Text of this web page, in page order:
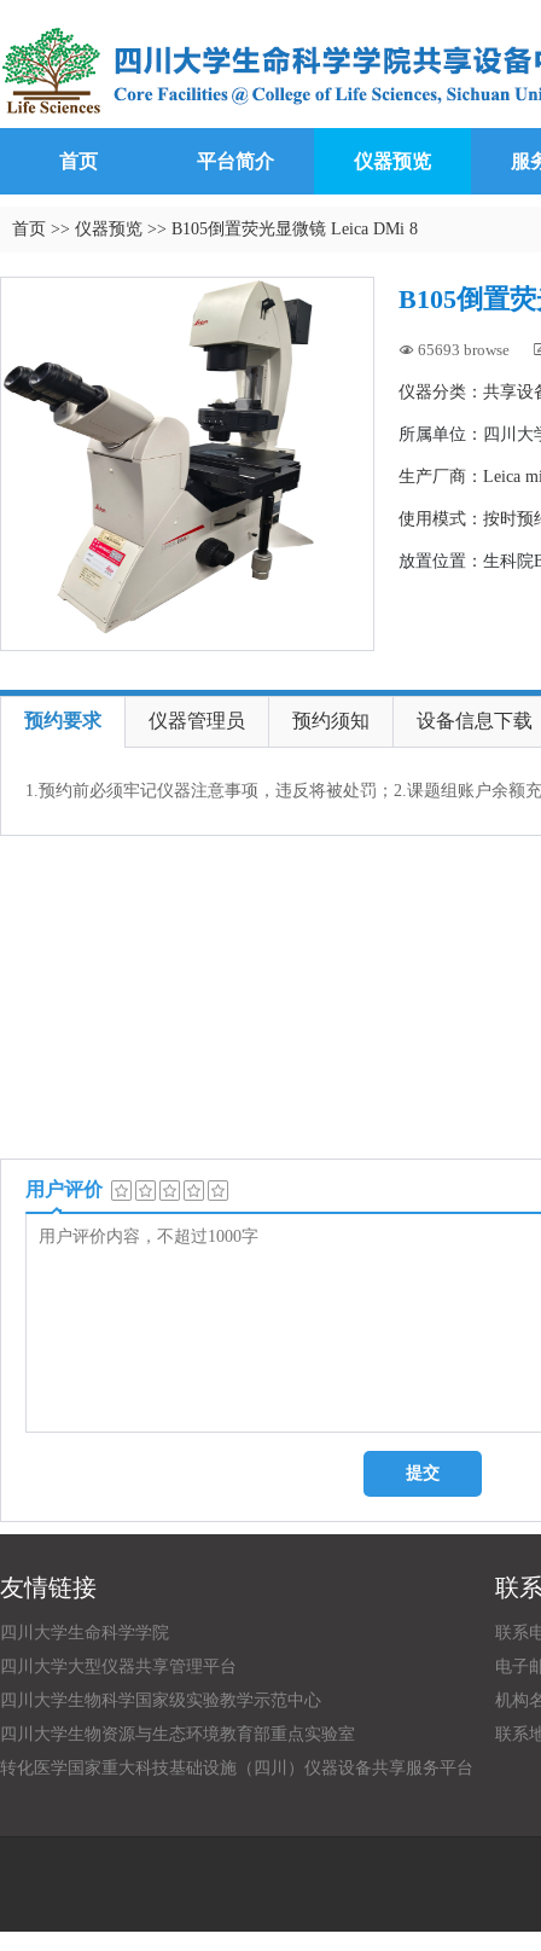
首页 平台简介 仪器预览 服
首页 >> 仪器预览 >> B105倒置荧光显微镜 Leica DMi 8
B105倒置
 65693 browse
仪器分类：共享设
所属单位： 四川大
生产厂商：Leica
使用模式：按时预
放置位置：生科院
预约要求 仪器管理员 预约须知 设备信息下载
1.预约前必须牢记仪器注意事项，违反将被处罚；2.课题组账户余
用户评价
友情链接
四川大学生命科学学院
四川大学大型仪器共享管理平台
四川大学生物科学国家级实验教学示范中心
四川大学生物资源与生态环境教育部重点实验室
转化医学国家重大科技基础设施（四川）仪器设备共享服务平台
联
联系
电子
机构
联系